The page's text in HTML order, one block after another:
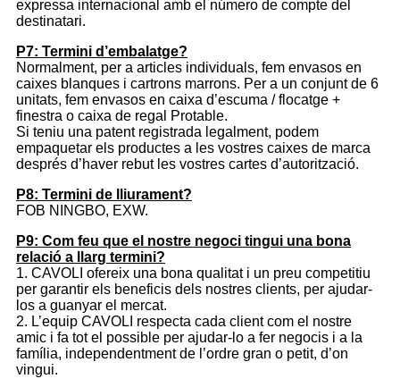
expressa internacional amb el número de compte del
destinatari.
P7: Termini d’embalatge?
Normalment, per a articles individuals, fem envasos en
caixes blanques i cartrons marrons. Per a un conjunt de 6
unitats, fem envasos en caixa d’escuma / flocatge +
finestra o caixa de regal Protable.
Si teniu una patent registrada legalment, podem
empaquetar els productes a les vostres caixes de marca
després d’haver rebut les vostres cartes d’autorització.
P8: Termini de lliurament?
FOB NINGBO, EXW.
P9: Com feu que el nostre negoci tingui una bona
relació a llarg termini?
1. CAVOLI ofereix una bona qualitat i un preu competitiu
per garantir els beneficis dels nostres clients, per ajudar-
los a guanyar el mercat.
2. L’equip CAVOLI respecta cada client com el nostre
amic i fa tot el possible per ajudar-lo a fer negocis i a la
família, independentment de l’ordre gran o petit, d’on
vingui.